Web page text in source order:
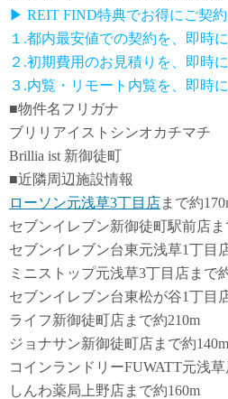
▶ REIT FIND特典でお得にご契約
１.都内最安値での契約を、即時
２.初期費用のお見積りを、即時
３.内覧・リモート内覧を、即時
■物件名フリガナ
ブリリアイストシンオカチマチ
Brillia ist 新御徒町
■近隣周辺施設情報
ローソン元浅草3丁目店まで約
セブンイレブン新御徒町駅前店ま
セブンイレブン台東元浅草1丁目
ミニストップ元浅草3丁目店まで
セブンイレブン台東松が谷1丁目
ライフ新御徒町店まで約210m
ジョナサン新御徒町店まで約140m
コインランドリーFUWATT元浅
しんわ薬局上野店まで約160m